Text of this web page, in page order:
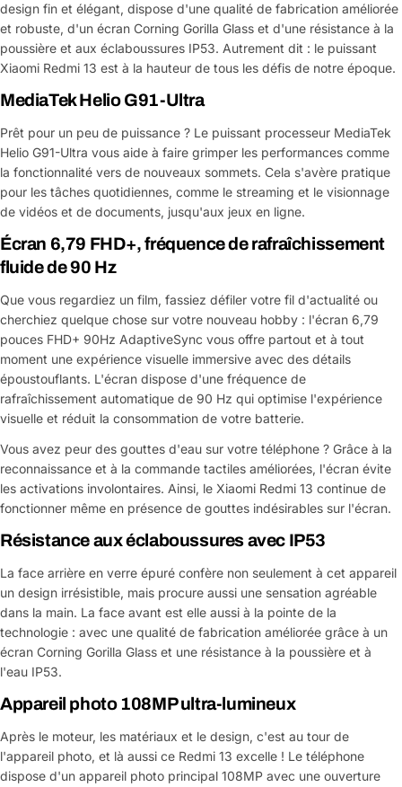
design fin et élégant, dispose d'une qualité de fabrication améliorée
et robuste, d'un écran Corning Gorilla Glass et d'une résistance à la
poussière et aux éclaboussures IP53. Autrement dit : le puissant
Xiaomi Redmi 13 est à la hauteur de tous les défis de notre époque.
MediaTek Helio G91-Ultra
Prêt pour un peu de puissance ? Le puissant processeur MediaTek
Helio G91-Ultra vous aide à faire grimper les performances comme
la fonctionnalité vers de nouveaux sommets. Cela s'avère pratique
pour les tâches quotidiennes, comme le streaming et le visionnage
de vidéos et de documents, jusqu'aux jeux en ligne.
Écran 6,79 FHD+, fréquence de rafraîchissement
fluide de 90 Hz
Que vous regardiez un film, fassiez défiler votre fil d'actualité ou
cherchiez quelque chose sur votre nouveau hobby : l'écran 6,79
pouces FHD+ 90Hz AdaptiveSync vous offre partout et à tout
moment une expérience visuelle immersive avec des détails
époustouflants. L'écran dispose d'une fréquence de
rafraîchissement automatique de 90 Hz qui optimise l'expérience
visuelle et réduit la consommation de votre batterie.
Vous avez peur des gouttes d'eau sur votre téléphone ? Grâce à la
reconnaissance et à la commande tactiles améliorées, l'écran évite
les activations involontaires. Ainsi, le Xiaomi Redmi 13 continue de
fonctionner même en présence de gouttes indésirables sur l'écran.
Résistance aux éclaboussures avec IP53
La face arrière en verre épuré confère non seulement à cet appareil
un design irrésistible, mais procure aussi une sensation agréable
dans la main. La face avant est elle aussi à la pointe de la
technologie : avec une qualité de fabrication améliorée grâce à un
écran Corning Gorilla Glass et une résistance à la poussière et à
l'eau IP53.
Appareil photo 108MP ultra-lumineux
Après le moteur, les matériaux et le design, c'est au tour de
l'appareil photo, et là aussi ce Redmi 13 excelle ! Le téléphone
dispose d'un appareil photo principal 108MP avec une ouverture
Partager
Copier
Poser une question
nom
Votre
Votre
téléphone
Votre
message